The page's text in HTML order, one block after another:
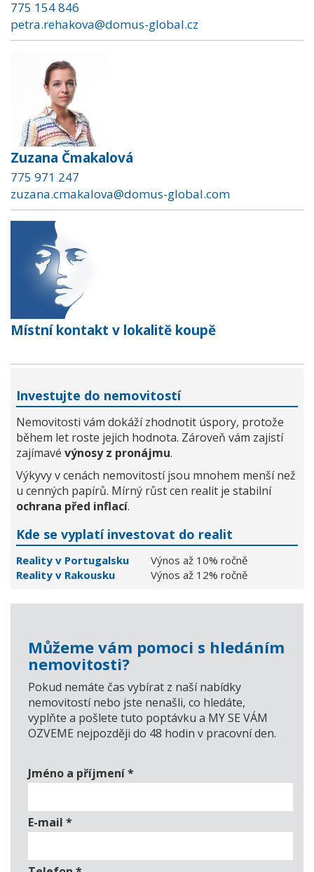
775 154 846
petra.rehakova@domus-global.cz
Zuzana Čmakalová
775 971 247
zuzana.cmakalova@domus-global.com
Místní kontakt v lokalitě koupě
Investujte do nemovitostí
Nemovitosti vám dokáží zhodnotit úspory, protože
během let roste jejich hodnota. Zároveň vám zajistí
zajímavé výnosy z pronájmu.
Výkyvy v cenách nemovitostí jsou mnohem menší než
u cenných papírů. Mírný růst cen realit je stabilní
ochrana před inflací.
Kde se vyplatí investovat do realit
Reality v Portugalsku
Výnos až 10% ročně
Reality v Rakousku
Výnos až 12% ročně
Můžeme vám pomoci s hledáním
nemovitosti?
Pokud nemáte čas vybírat z naší nabídky
nemovitostí nebo jste nenašli, co hledáte,
vyplňte a pošlete tuto poptávku a MY SE VÁM
OZVEME nejpozději do 48 hodin v pracovní den.
Jméno a příjmení*
E-mail *